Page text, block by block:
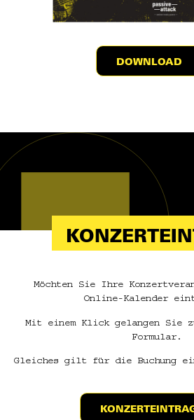
DOWNLOAD
Möchten Sie Ihre
Online-Kalender
Mit einem Klick gelangen Sie
Formular.
Gleiches gilt für die Buchung